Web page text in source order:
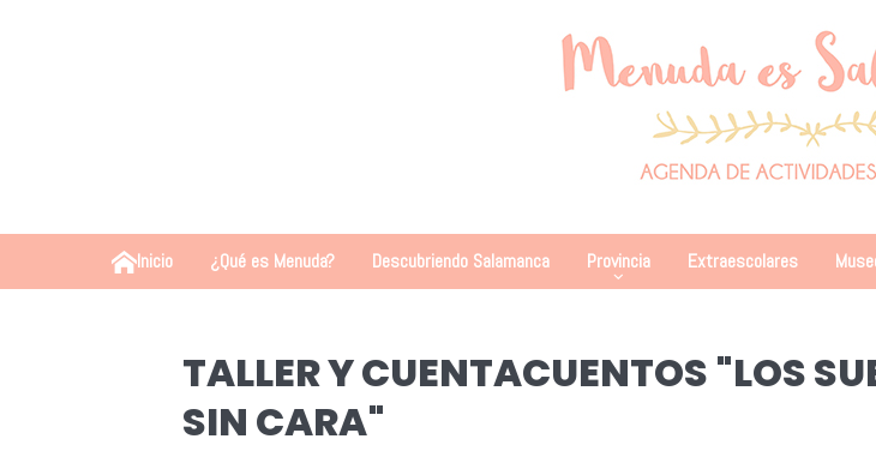
Inicio ¿Qué es Menuda? Descubriendo Salamanca Provincia Extraescolares
TALLER Y CUENTACUENTOS "LOS
SIN CARA"